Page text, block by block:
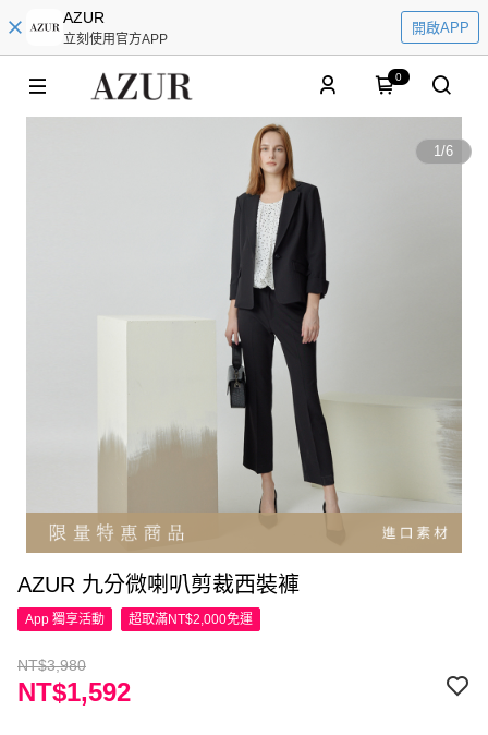
AZUR
立刻使用官方APP
開啟APP
0
1/6
AZUR 九分微喇叭剪裁西裝褲
App 獨享活動 超取滿NT$2,000免運
NT$3,980
NT$1,592